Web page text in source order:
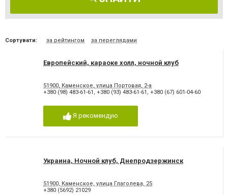
Сортувати: за рейтингом за переглядами
Европейский, караоке холл, ночной клуб
51900, Каменское, улица Портовая, 2-а
+380 (98) 483-61-61 , +380 (93) 483-61-61 , +380 (67) 601-04-60
Я рекомендую
Украина, Ночной клуб, Днепродзержинск
51900, Каменское, улица Глаголева, 25
+380 (5692) 21029